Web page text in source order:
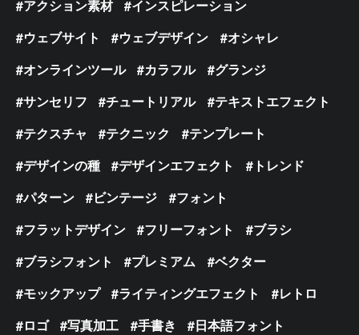
アクション素材
インスピレーション
ウェブサイト
ウェブデザイン
オシャレ
オンラインツール
カラフル
グランジ
サンセリフ
チュートリアル
テキストエフェクト
テクスチャ
テクニック
テンプレート
デザインの種
デザインエフェクト
トレンド
パターン
ビンテージ
フォント
フラットデザイン
フリーフォント
ブラシ
ブラシフォント
プレミアム
ベクター
モックアップ
ライティングエフェクト
レトロ
ロゴ
写真加工 手書き
日本語フォント